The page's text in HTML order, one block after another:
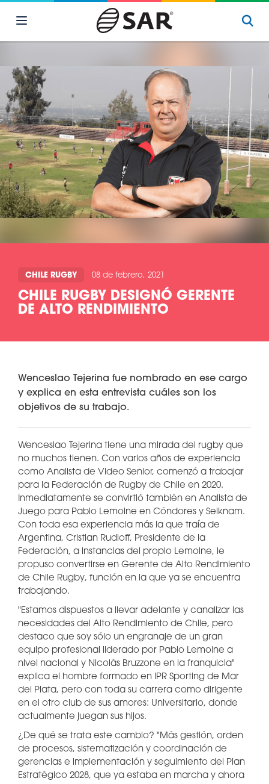
CHILE RUGBY 08 de febrero, 2021
CHILE RUGBY DESIGNÓ GERENTE
DE ALTO RENDIMIENTO
Wenceslao Tejerina fue nombrado en ese cargo
y explica en esta entrevista cuáles son los
objetivos de su trabajo.
Wenceslao Tejerina tiene una mirada del rugby que
no muchos tienen. Con varios años de experiencia
como Analista de Video Senior, comenzó a trabajar
para la Federación de Rugby de Chile en 2020.
Inmediatamente se convirtió también en Analista de
Juego para Pablo Lemoine en Cóndores y Selknam.
Con toda esa experiencia más la que traía de
Argentina, Cristian Rudloff, Presidente de la
Federación, a instancias del propio Lemoine, le
propuso convertirse en Gerente de Alto Rendimiento
de Chile Rugby, función en la que ya se encuentra
trabajando.
"Estamos dispuestos a llevar adelante y canalizar las
necesidades del Alto Rendimiento de Chile, pero
destaco que soy sólo un engranaje de un gran
equipo profesional liderado por Pablo Lemoine a
nivel nacional y Nicolás Bruzzone en la franquicia"
explica el hombre formado en IPR Sporting de Mar
del Plata, pero con toda su carrera como dirigente
en el otro club de sus amores: Universitario, donde
actualmente juegan sus hijos.
¿De qué se trata este cambio? "Más gestión, orden
de procesos, sistematización y coordinación de
gerencias e implementación y seguimiento del Plan
Estratégico 2028, que ya estaba en marcha y ahora